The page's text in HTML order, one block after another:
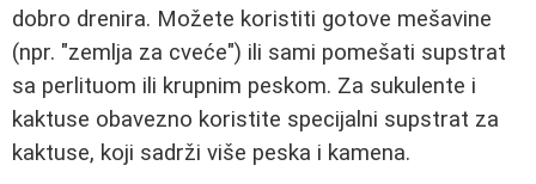
dobro drenira. Možete koristiti gotove mešavine
(npr. "zemlja za cveće") ili sami pomešati supstrat
sa perlituom ili krupnim peskom. Za sukulente i
kaktuse obavezno koristite specijalni supstrat za
kaktuse, koji sadrži više peska i kamena.